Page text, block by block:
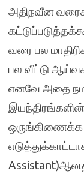
அதிநவீன
வரை பல
பல வீட்டு
எனவே அதை
ஒருங்கிணைக்க